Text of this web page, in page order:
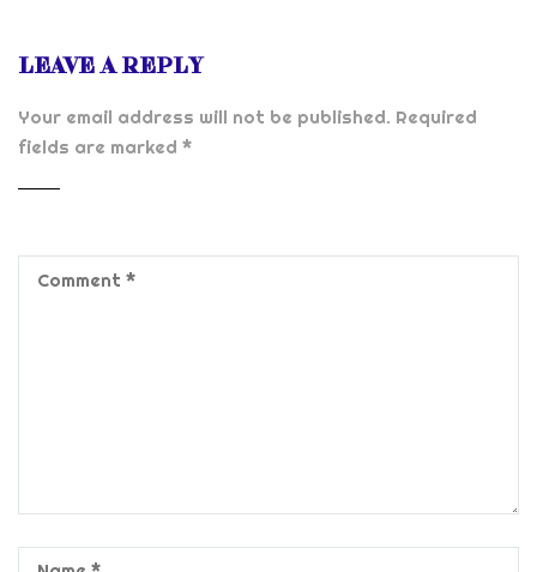
LEAVE A REPLY
Your email address will not be published. Required
fields are marked *